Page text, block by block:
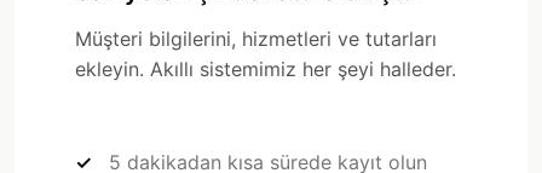
Müşteri bilgilerini, hizmetleri ve tutarları
ekleyin. Akıllı sistemimiz her şeyi halleder.
5 dakikadan kısa sürede kayıt olun